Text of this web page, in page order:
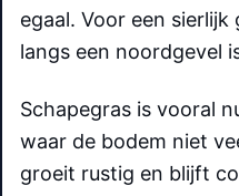
egaal. Voor een
langs een noordgevel
Schapegras is vooral
waar de bodem niet
groeit rustig en blijft